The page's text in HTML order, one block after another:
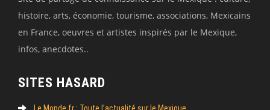
histoire, arts, économie, tourisme, associations, Mexicains
en France, oeuvres et artistes inspirés par le Mexique,
infos, anecdotes..
SITES HASARD
Le Monde.fr : Toute l’actualité sur le Mexique